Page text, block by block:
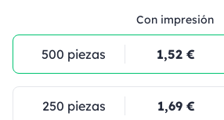
Con impresión
500 piezas 1,52 €
250 piezas 1,69 €